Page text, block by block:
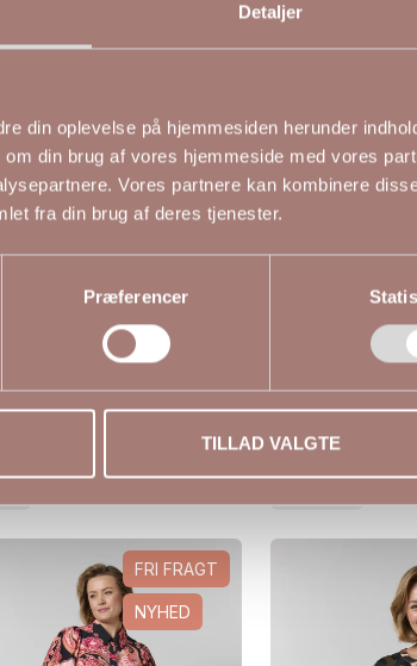
Detaljer
din oplevelse på hjemmesiden herunder
din brug af vores hjemmeside med vores
Vores partnere kan kombinere
fra din brug af deres tjenester.
Præferencer
TILLAD VALGTE
Iben bluse med
paisleyprint
Gozzip Jeana
sandfarvet
GOZZIP
FRI FRAGT
NYHED